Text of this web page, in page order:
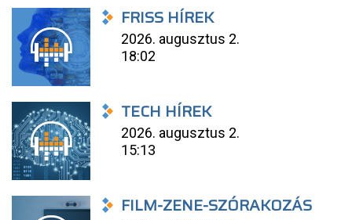
FRISS HÍREK
2026. augusztus 2.
18:02
TECH HÍREK
2026. augusztus 2.
15:13
FILM-ZENE-SZÓRAKOZÁS